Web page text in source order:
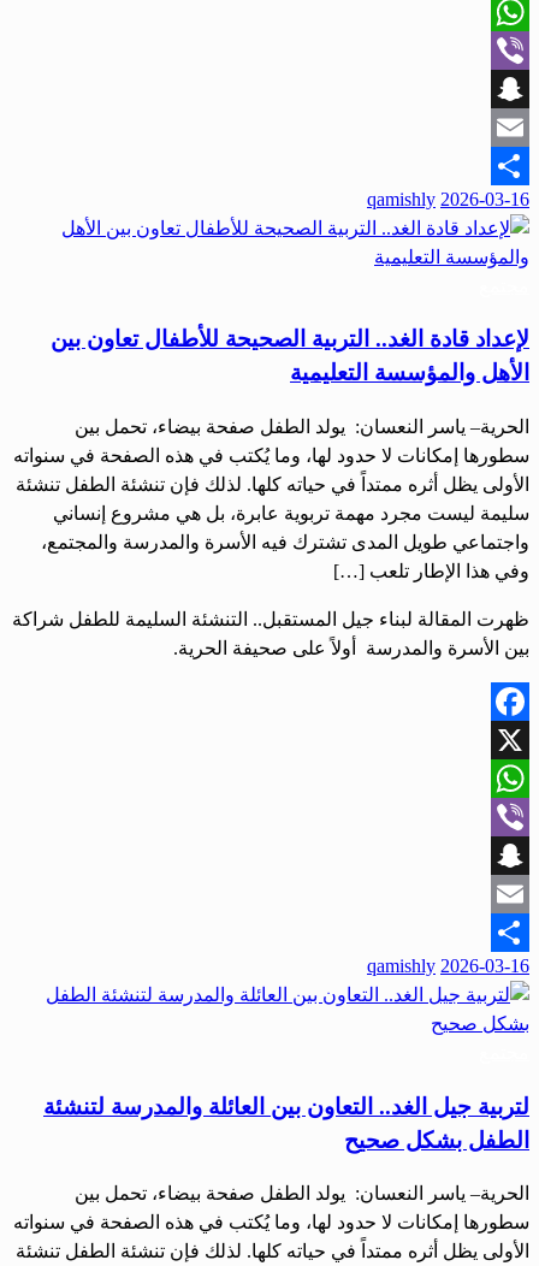
X
WhatsApp
Viber
Snapchat
Email
Share
نُشر
في
2026-03-16
qamishly
لإعداد قادة الغد.. التربية الصحيحة للأطفال تعاون بين
الأهل والمؤسسة التعليمية
الحرية– ياسر النعسان: يولد الطفل صفحة بيضاء، تحمل بين
سطورها إمكانات لا حدود لها، وما يُكتب في هذه الصفحة في سنواته
الأولى يظل أثره ممتداً في حياته كلها. لذلك فإن تنشئة الطفل تنشئة
سليمة ليست مجرد مهمة تربوية عابرة، بل هي مشروع إنساني
واجتماعي طويل المدى تشترك فيه الأسرة والمدرسة والمجتمع،
وفي هذا الإطار تلعب […]
ظهرت المقالة لبناء جيل المستقبل.. التنشئة السليمة للطفل شراكة
بين الأسرة والمدرسة أولاً على صحيفة الحرية.
Facebook
X
WhatsApp
Viber
Snapchat
Email
Share
نُشر
في
2026-03-16
qamishly
لتربية جيل الغد.. التعاون بين العائلة والمدرسة لتنشئة
الطفل بشكل صحيح
الحرية– ياسر النعسان: يولد الطفل صفحة بيضاء، تحمل بين
سطورها إمكانات لا حدود لها، وما يُكتب في هذه الصفحة في سنواته
الأولى يظل أثره ممتداً في حياته كلها. لذلك فإن تنشئة الطفل تنشئة